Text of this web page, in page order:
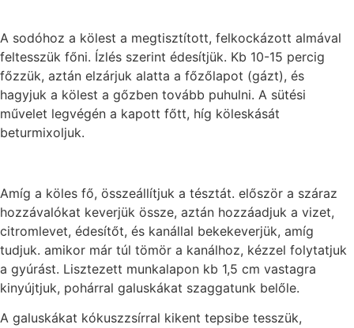
A sodóhoz a kölest a megtisztított, felkockázott almával
feltesszük főni. Ízlés szerint édesítjük. Kb 10-15 percig
főzzük, aztán elzárjuk alatta a főzőlapot (gázt), és
hagyjuk a kölest a gőzben tovább puhulni. A sütési
művelet legvégén a kapott főtt, híg köleskását
beturmixoljuk.
Amíg a köles fő, összeállítjuk a tésztát. először a száraz
hozzávalókat keverjük össze, aztán hozzáadjuk a vizet,
citromlevet, édesítőt, és kanállal bekekeverjük, amíg
tudjuk. amikor már túl tömör a kanálhoz, kézzel folytatjuk
a gyúrást. Lisztezett munkalapon kb 1,5 cm vastagra
kinyújtjuk, pohárral galuskákat szaggatunk belőle.
A galuskákat kókuszzsírral kikent tepsibe tesszük,